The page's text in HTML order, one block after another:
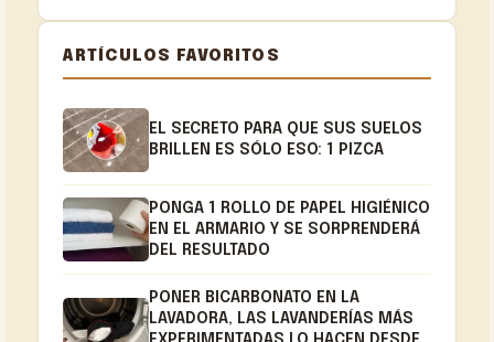
ARTÍCULOS FAVORITOS
EL SECRETO PARA QUE SUS SUELOS
BRILLEN ES SÓLO ESO: 1 PIZCA
PONGA 1 ROLLO DE PAPEL HIGIÉNICO
EN EL ARMARIO Y SE SORPRENDERÁ
DEL RESULTADO
PONER BICARBONATO EN LA
LAVADORA, LAS LAVANDERÍAS MÁS